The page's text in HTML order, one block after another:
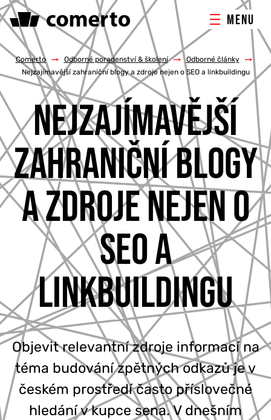
MENU
ONLINE MARKETING
TVORBA WEBU
PORADENSTVÍ & ŠKOLENÍ
REFERENCE
O NÁS
KONTAKTY
777 353 464
Comerto / Odborné poradenství & školení / Odborné články
/
Nejzajímavější zahraniční blogy a zdroje nejen o SEO a linkbuildingu
NEJZAJÍMAVĚJŠÍ
ZAHRANIČNÍ BLOGY
A ZDROJE NEJEN O
SEO A
LINKBUILDINGU
Objevit relevantní zdroje informací na
téma budování zpětných odkazů je v
českém prostředí často příslovečné
hledání v kupce sena. V dnešním